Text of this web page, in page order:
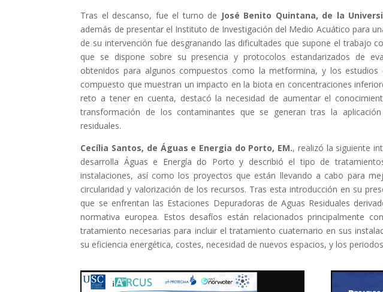
Tras el descanso, fue el turno de José Benito Quintana, de la
además de presentar el Instituto de Investigación del Medio Acuático para
de su intervención fue desgranando las dificultades que supone el trabajo
que se dispone sobre su presencia y protocolos estandarizados de
obtenidos para algunos compuestos como la metformina, y los
compuesto que muestran un impacto en la biota en concentraciones
reto a tener en cuenta, destacó la necesidad de aumentar el
transformación de los contaminantes que se generan tras la
residuales.
Cecília Santos, de Águas e Energia do Porto, EM., realizó la siguiente
desarrolla Águas e Energía do Porto y describió el tipo de
instalaciones, así como los proyectos que están llevando a cabo para
circularidad y valorización de los recursos. Tras esta introducción en su
que se enfrentan las Estaciones Depuradoras de Aguas Residuales
normativa europea. Estos desafíos están relacionados principalmente
tratamiento necesarias para incluir el tratamiento cuaternario en sus
su eficiencia energética, costes, necesidad de nuevos espacios, y los